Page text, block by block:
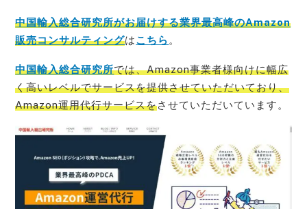
中国輸入総合研究所がお届けする業界最高峰のAmazon
販売コンサルティングはこちら 。
中国輸入総合研究所では、Amazon事業者様向けに幅広
く高いレベルでサービスを提供させていただいており、
Amazon運用代行サービスをさせていただいています。